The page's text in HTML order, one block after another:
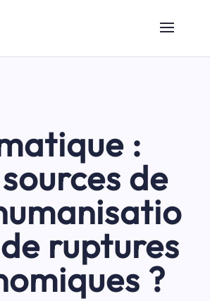
:
de
ruptures
?